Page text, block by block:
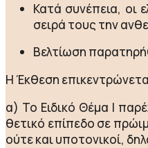
Κατά συνέπεια, οι
σειρά τους την
Βελτίωση
Η Έκθεση
α) Το Ειδικό Θέμα Ι
θετικό επίπεδο σε
ούτε και υποτονικοί,